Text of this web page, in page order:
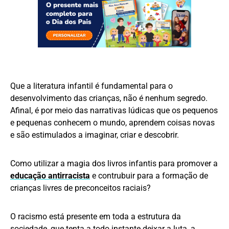
Que a literatura infantil é fundamental para o
desenvolvimento das crianças, não é nenhum segredo.
Afinal, é por meio das narrativas lúdicas que os pequenos
e pequenas conhecem o mundo, aprendem coisas novas
e são estimulados a imaginar, criar e descobrir.
Como utilizar a magia dos livros infantis para promover a
educação antirracista e contrubuir para a formação de
crianças livres de preconceitos raciais?
O racismo está presente em toda a estrutura da